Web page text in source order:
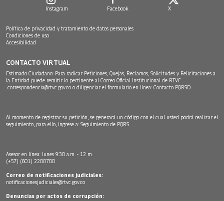
Instagram Facebook X
Política de privacidad y tratamiento de datos personales
Condiciones de uso
Accesibilidad
CONTACTO VIRTUAL
Estimado Ciudadano: Para radicar Peticiones, Quejas, Reclamos, Solicitudes y Felicitaciones a
la Entidad puede remitir lo pertinente al Correo Oficial Institucional de RTVC
correspondencia@rtvc.gov.co o diligenciar el formulario en línea: Contacto PQRSD.
Al momento de registrar su petición, se generará un código con el cual usted podrá realizar el
seguimiento, para ello, ingrese a: Seguimiento de PQRS
Asesor en línea: lunes 9:30 a.m. - 12 m
(+57) (601) 2200700
Correo de notificaciones judiciales:
notificacionesjudiciales@rtvc.gov.co
Denuncias por actos de corrupción: